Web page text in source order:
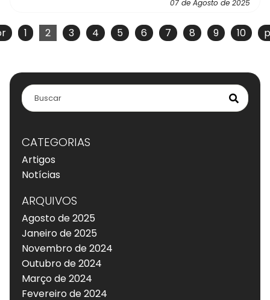
07 de Agosto de 2025
1 2 3 4 5 6 7 8 9 10
CATEGORIAS
Artigos
Notícias
ARQUIVOS
Agosto de 2025
Janeiro de 2025
Novembro de 2024
Outubro de 2024
Março de 2024
Fevereiro de 2024